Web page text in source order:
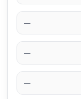
—
—
—